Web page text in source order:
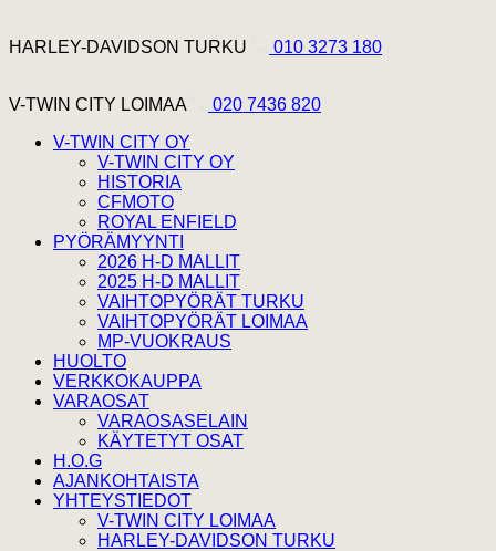
HARLEY-DAVIDSON TURKU
010 3273 180
V-TWIN CITY LOIMAA
020 7436 820
V-TWIN CITY OY
V-TWIN CITY OY
HISTORIA
CFMOTO
ROYAL ENFIELD
PYÖRÄMYYNTI
2026 H-D MALLIT
2025 H-D MALLIT
VAIHTOPYÖRÄT TURKU
VAIHTOPYÖRÄT LOIMAA
MP-VUOKRAUS
HUOLTO
VERKKOKAUPPA
VARAOSAT
VARAOSASELAIN
KÄYTETYT OSAT
H.O.G
AJANKOHTAISTA
YHTEYSTIEDOT
V-TWIN CITY LOIMAA
HARLEY-DAVIDSON TURKU